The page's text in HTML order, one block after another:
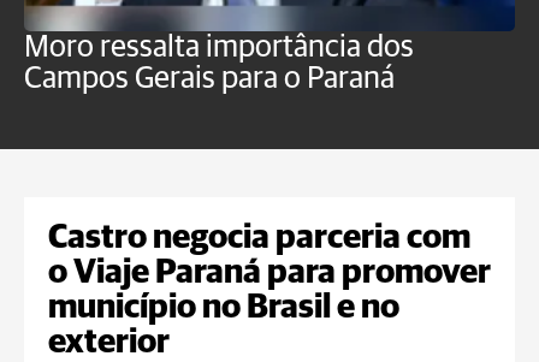
Moro ressalta importância dos
Campos Gerais para o Paraná
Castro negocia parceria com
o Viaje Paraná para promover
município no Brasil e no
exterior